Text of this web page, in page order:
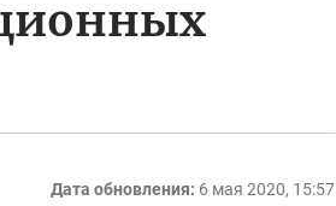
Дата обновления: 6 мая 2020, 15:57